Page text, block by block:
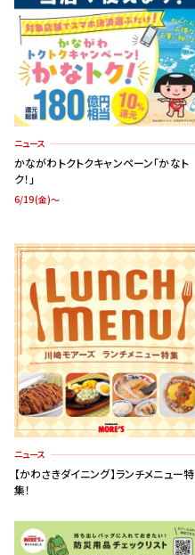
ニュース
かながわトクトクキャンペーン「かなト
ク！」
6/19(金)～
ニュース
【かわさきダイニング】ランチメニュー特
集！